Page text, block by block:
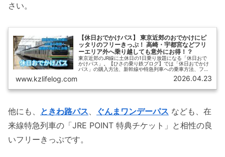
さい。
【休日おでかけパス】 東京近郊のおでかけにピ
ッタリのフリーきっぷ！ 高崎・宇都宮などフリ
ーエリア外へ乗り越しても意外にお得！？
東京近郊のJR線に土休日の1日乗り放題になる「休日おで
かけパス」。【ひさの乗り鉄ブログ】では「休日おでかけ
パス」の購入方法、新幹線や特急列車への乗車方法、フリ
ーエリア内でのお得な使い方に加えて、高崎駅や宇都宮駅
などフリーエリア外（範囲外）への乗り越しでもお得に利
www.kzlifelog.com 2026.04.23
他にも、 ときわ路パス、 ぐんまワンデーパス なども、在
来線特急列車の「JRE POINT 特典チケット」と相性の良
いフリーきっぷです。